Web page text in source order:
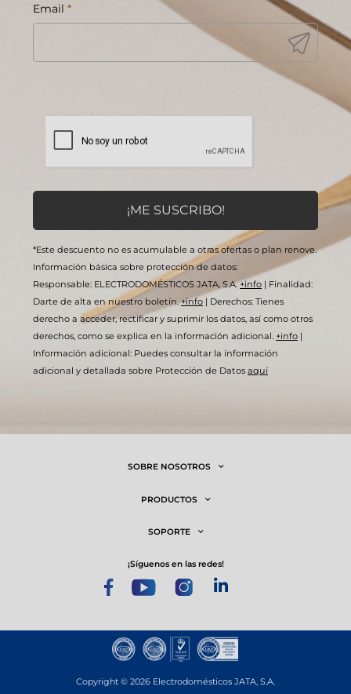
Email *
*Este descuento no es acumulable a otras ofertas o plan renove.
Información básica sobre protección de datos:
Responsable: ELECTRODOMÉSTICOS JATA, S.A.+info | Finalidad:
Darte de alta en nuestro boletín.+info | Derechos: Tienes
derecho a acceder, rectificar y suprimir los datos, así como otros
derechos, como se explica en la información adicional. +info |
Información adicional: Puedes consultar la información
adicional y detallada sobre Protección de Datos aquí
SOBRE NOSOTROS
PRODUCTOS
SOPORTE
¡síguenos en las redes!
Copyright © 2026 Electrodomésticos JATA, S.A.